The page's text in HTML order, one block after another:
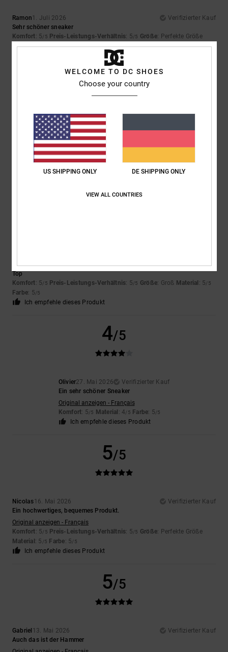
Ramon1. Juli 2026
Verifizierter Kauf
Sehr schöner sneaker
Komfort: 5/5 Preis-Leistungs-Verhältnis: 5/5 Größe: Perfekte Größe
Material: 5/5 Farbe: 5/5
5/5
18. Juni 2026
Ein toller Schuh, der sich fantastisch laufen lässt
Original anzeigen - Dutch
/5 Farbe : 5/5
Danny31. Mai 2026
Verifizierter Kauf
Top
Komfort: 5/5 Preis-Leistungs-Verhältnis: 5/5 Größe: Groß Material : 5/5
Farbe: 5/5
Ich empfehle dieses Produkt
4/5
Olivier27. Mai 2026
Verifizierter Kauf
Ein sehr schöner Sneaker
Original anzeigen - Français
Komfort: 5/5 Material : 4/5 Farbe: 5/5
Ich empfehle dieses Produkt
5/5
Nicolas16. Mai 2026
Verifizierter Kauf
Ein hochwertiges, bequemes Produkt.
Original anzeigen - Français
Komfort: 5/5 Preis-Leistungs-Verhältnis: 5/5 Größe: Perfekte Größe
Material : 5 /5 Farbe: 5/5
Ich empfehle dieses Produkt
5/5
Gabriel 13. Mai 2026
Verifizierter Kauf
Auch das ist der Hammer
WELCOME TO DC SHOES
Choose your country
US SHIPPING ONLY DE SHIPPING ONLY
VIEW ALL COUNTRIES